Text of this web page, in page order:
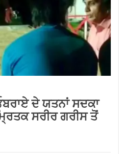
ਦੀਆਂ ਭਾਵਨਾਵਾਂ
ਦਰਜ਼ ਕਰਕੇ ਗ੍ਰਿਫਤਾਰ